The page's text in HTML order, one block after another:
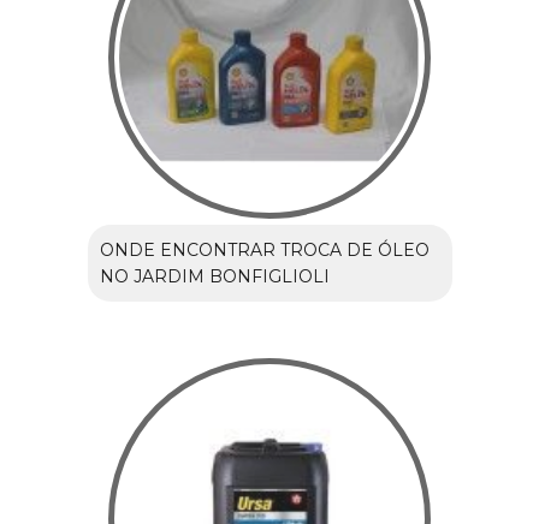
ONDE ENCONTRAR TROCA DE ÓLEO
NO JARDIM BONFIGLIOLI